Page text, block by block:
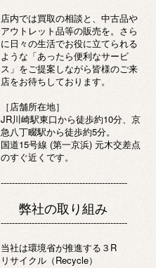
店内では買取の相談と、中古品や
アウトレット品等の販売を。さら
に日々の生活でお役に立てられる
ような「あったら便利なサービ
ス」をご提案しながら皆様のご来
店をお待ちしております。
［店舗所在地］
JR川崎駅東口から徒歩約10分、京
急八丁畷駅から徒歩約5分。
国道15号線 (第一京浜) 元木交差点
のすぐ近くです。
---------------------------------------------
弊社の取り組み
---------------------------------------------
当社は環境省が推進する３R
リサイクル（Recycle）